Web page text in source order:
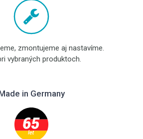
zmontujeme aj nastavíme.
vybraných produktoch.
in Germany